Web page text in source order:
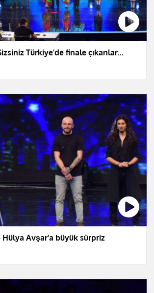
Türkiye'de finale çıkanlar...
Hülya Avşar'a büyük sürpriz